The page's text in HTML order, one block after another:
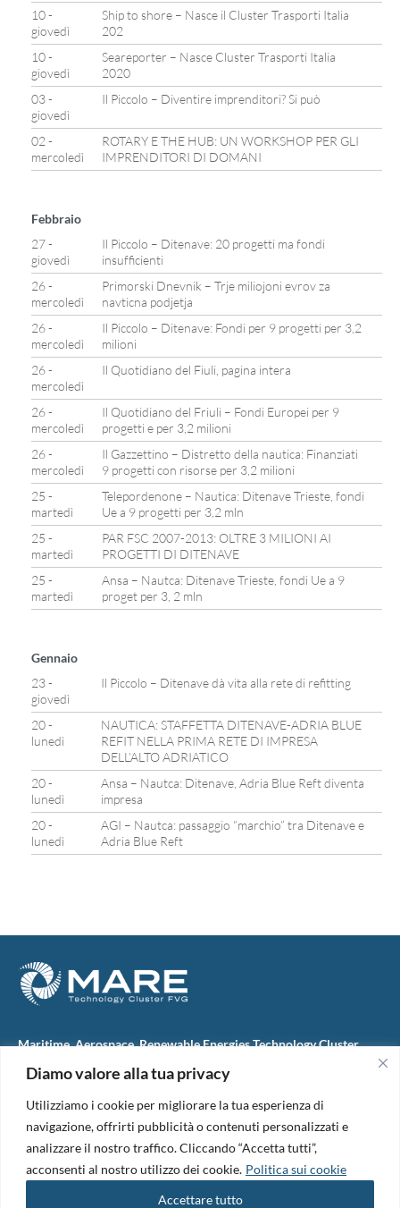
Diamo valore alla tua privacy
Utilizziamo i cookie per migliorare la tua esperienza di
navigazione, offrirti pubblicità o contenuti personalizzati e
analizzare il nostro traffico. Cliccando “Accetta tutti”,
acconsenti al nostro utilizzo dei cookie. Politica sui cookie
Accettare tutto
10 -
giovedì
Ship to shore – Nasce il Cluster Trasporti Italia
202
10 -
giovedì
Seareporter – Nasce Cluster Trasporti Italia
2020
03 -
giovedì
Il Piccolo – Diventire imprenditori? Si può
02 -
mercoledì
ROTARY E THE HUB: UN WORKSHOP PER GLI
IMPRENDITORI DI DOMANI
Febbraio
27 -
giovedì
Il Piccolo – Ditenave: 20 progetti ma fondi
insufficienti
26 -
mercoledì
Primorski Dnevnik – Trje miliojoni evrov za
navticna podjetja
26 -
mercoledì
Il Piccolo – Ditenave: Fondi per 9 progetti per 3,2
milioni
26 -
mercoledì
Il Quotidiano del Fiuli, pagina intera
26 -
mercoledì
Il Quotidiano del Friuli – Fondi Europei per 9
progetti e per 3,2 milioni
26 -
mercoledì
Il Gazzettino – Distretto della nautica: Finanziati
9 progetti con risorse per 3,2 milioni
25 -
martedì
Telepordenone – Nautica: Ditenave Trieste, fondi
Ue a 9 progetti per 3,2 mln
25 -
martedì
PAR FSC 2007-2013: OLTRE 3 MILIONI AI
PROGETTI DI DITENAVE
25 -
martedì
Ansa – Nautca: Ditenave Trieste, fondi Ue a 9
proget per 3, 2 mln
Gennaio
23 -
giovedì
Il Piccolo – Ditenave dà vita alla rete di refitting
20 -
lunedì
NAUTICA: STAFFETTA DITENAVE-ADRIA BLUE
REFIT NELLA PRIMA RETE DI IMPRESA
DELL’ALTO ADRIATICO
20 -
lunedì
Ansa – Nautca: Ditenave, Adria Blue Reft diventa
impresa
20 -
lunedì
AGI – Nautca: passaggio “marchio” tra Ditenave e
Adria Blue Reft
Maritime, Aerospace, Renewable Energies Technology Cluster
M.A.R.E. TC FVG S.c.ar.l.
34074 Monfalcone (Italy)
tel. +39 0481 723440
Codice Fiscale e Partita Iva: 01138620313
PEC:marefvg@legalmail.it
Codice univoco per i pagamenti: M5UXCR1